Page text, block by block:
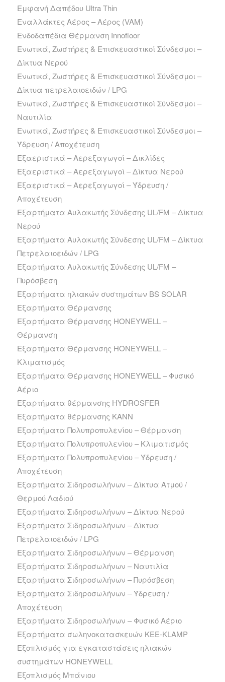
Εμφανή Δαπέδου Ultra Thin
Εναλλάκτες Αέρος – Αέρος (VAM)
Ενδοδαπέδια Θέρμανση Innofloor
Ενωτικά, Ζωστήρες & Επισκευαστικοί Σύνδεσμοι –
Δίκτυα Νερού
Ενωτικά, Ζωστήρες & Επισκευαστικοί Σύνδεσμοι –
Δίκτυα πετρελαιοειδών / LPG
Ενωτικά, Ζωστήρες & Επισκευαστικοί Σύνδεσμοι –
Ναυτιλία
Ενωτικά, Ζωστήρες & Επισκευαστικοί Σύνδεσμοι –
Ύδρευση / Αποχέτευση
Εξαεριστικά – Αερεξαγωγοί – Δικλίδες
Εξαεριστικά – Αερεξαγωγοί – Δίκτυα Νερού
Εξαεριστικά – Αερεξαγωγοί – Ύδρευση /
Αποχέτευση
Εξαρτήματα Αυλακωτής Σύνδεσης UL/FM – Δίκτυα
Νερού
Εξαρτήματα Αυλακωτής Σύνδεσης UL/FM – Δίκτυα
Πετρελαιοειδών / LPG
Εξαρτήματα Αυλακωτής Σύνδεσης UL/FM –
Πυρόσβεση
Εξαρτήματα ηλιακών συστημάτων BS SOLAR
Εξαρτήματα Θέρμανσης
Εξαρτήματα Θέρμανσης HONEYWELL –
Θέρμανση
Εξαρτήματα Θέρμανσης HONEYWELL –
Κλιματισμός
Εξαρτήματα Θέρμανσης HONEYWELL – Φυσικό
Αέριο
Εξαρτήματα θέρμανσης HYDROSFER
Εξαρτήματα θέρμανσης ΚΑΝΝ
Εξαρτήματα Πολυπροπυλενίου – Θέρμανση
Εξαρτήματα Πολυπροπυλενίου – Κλιματισμός
Εξαρτήματα Πολυπροπυλενίου – Ύδρευση /
Αποχέτευση
Εξαρτήματα Σιδηροσωλήνων – Δίκτυα Ατμού /
Θερμού Λαδιού
Εξαρτήματα Σιδηροσωλήνων – Δίκτυα Νερού
Εξαρτήματα Σιδηροσωλήνων – Δίκτυα
Πετρελαιοειδών / LPG
Εξαρτήματα Σιδηροσωλήνων – Θέρμανση
Εξαρτήματα Σιδηροσωλήνων – Ναυτιλία
Εξαρτήματα Σιδηροσωλήνων – Πυρόσβεση
Εξαρτήματα Σιδηροσωλήνων – Ύδρευση /
Αποχέτευση
Εξαρτήματα Σιδηροσωλήνων – Φυσικό Αέριο
Εξαρτήματα σωληνοκατασκευών KEE-KLAMP
Εξοπλισμός για εγκαταστάσεις ηλιακών
συστημάτων HONEYWELL
Εξοπλισμός Μπάνιου